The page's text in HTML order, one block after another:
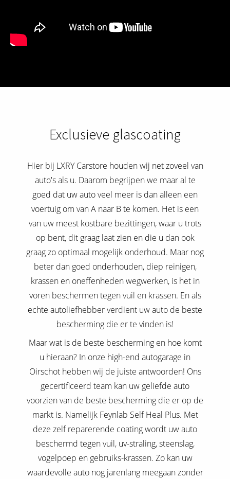
Exclusieve glascoating
Hier bij LXRY Carstore houden wij net zoveel van
auto's als u. Daarom begrijpen we maar al te
goed dat uw auto veel meer is dan alleen een
voertuig om van A naar B te komen. Het is een
van uw meest kostbare bezittingen, waar u trots
op bent, dit graag laat zien en die u dan ook
graag zo optimaal mogelijk onderhoud. Maar nog
beter dan goed onderhouden, diep reinigen,
krassen en oneffenheden wegwerken, is het in
voren beschermen tegen vuil en krassen. En als
echte autoliefhebber verdient uw auto de beste
bescherming die er te vinden is!
Maar wat is de beste bescherming en hoe komt
u hieraan? In onze high-end autogarage in
Oirschot hebben wij de juiste antwoorden! Ons
gecertificeerd team kan uw geliefde auto
voorzien van de beste bescherming die er op de
markt is. Namelijk Feynlab Self Heal Plus. Met
deze zelf reparerende coating wordt uw auto
beschermd tegen vuil, uv-straling, steenslag,
vogelpoep en gebruiks-krassen. Zo kan uw
waardevolle auto nog jarenlang meegaan zonder